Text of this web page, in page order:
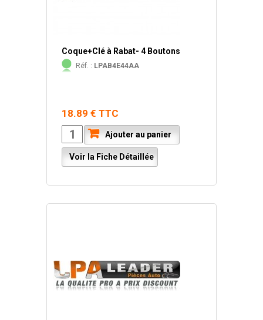
Coque+Clé à Rabat- 4 Boutons
Réf. : LPAB4E44AA
18.89 € TTC
Ajouter au panier
Voir la Fiche Détaillée